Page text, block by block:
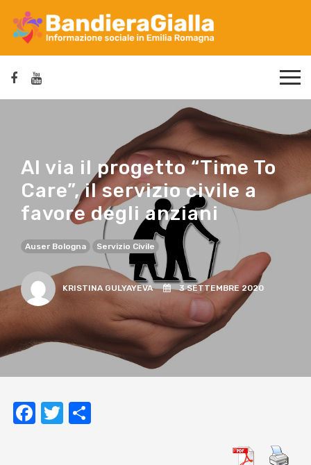
Al via il progetto “Time To
Care”, il servizio civile a
favore degli anziani
Auser Bologna Servizio Civile
KRISTINA GULYAYEVA 3 SETTEMBRE 2020
Facebook
Twitter